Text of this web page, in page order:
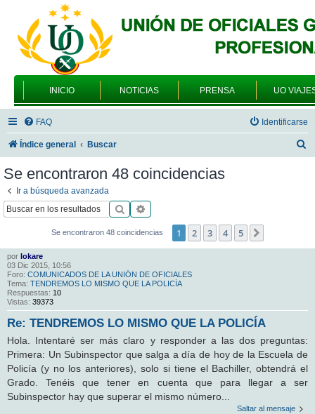
INICIO NOTICIAS PRENSA UO
FAQ Identificarse
Índice general Buscar
Se encontraron 48 coincidencias
Ir a búsqueda avanzada
Buscar
Se encontraron 48 coincidencias 1 2 3 4 5
por lokare
03 Dic 2015, 10:56
Foro: COMUNICADOS DE LA UNIÓN DE OFICIALES
Tema: TENDREMOS LO MISMO QUE LA POLICÍA
Respuestas: 10
Vistas: 39373
Re: TENDREMOS LO MISMO QUE LA POLICÍA
Hola. Intentaré ser más claro y responder a las dos preguntas:
Primera: Un Subinspector que salga a día de hoy de la Escuela de
Policía (y no los anteriores), solo si tiene el Bachiller, obtendrá el
Grado. Tenéis que tener en cuenta que para llegar a ser
Subinspector hay que superar el mismo número...
Saltar al mensaje